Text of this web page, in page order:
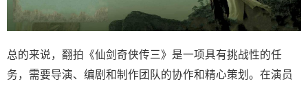
总的来说，翻拍《仙剑奇侠传三》是一项具有挑战性的任
务，需要导演、编剧和制作团队的协作和精心策划。在演员